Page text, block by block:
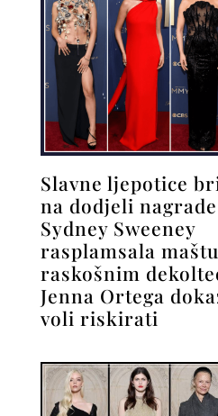
Slavne ljepotice
na dodjeli
Sydney Sweeney
rasplamsala maštu
raskošnim
Jenna Ortega
voli riskirati